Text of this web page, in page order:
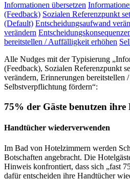
Informationen übersetzen
(Feedback) Sozialen Referenzpunkt
(Default) Entscheidungsaufwand
verändern
bereitstellen / Auffälligkeit erhöhen
Alle Nudges mit der Typisierung
(Feedback), Sozialen Referenzpunkt
verändern, Erinnerungen bereitstellen
Selbstverpflichtung fördern“:
75% der Gäste benutzen
Handtücher wiederverwenden
Im Bad von Hotelzimmern werden
Botschaften angebracht. Die
Hinweis konfrontiert, dass sich „fast
dafür entscheiden ihre Handtücher